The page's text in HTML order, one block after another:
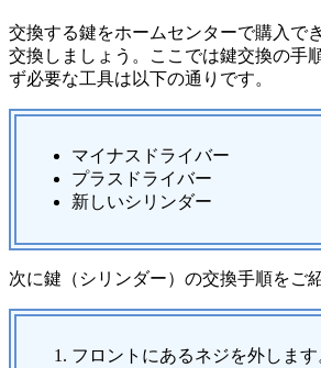
交換する鍵をホームセンターで購入で
交換しましょう。ここでは鍵交換の手
ず必要な工具は以下の通りです。
マイナスドライバー
プラスドライバー
新しいシリンダー
次に鍵（シリンダー）の交換手順をご
フロントにあるネジを外します